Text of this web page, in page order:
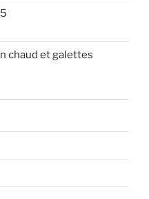
chaud et galettes